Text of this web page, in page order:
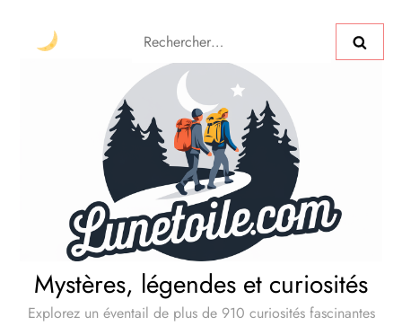
Mystères, légendes et curiosités
Explorez un éventail de plus de 910 curiosités fascinantes